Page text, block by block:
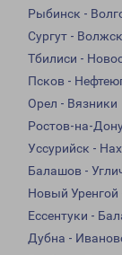
Рыбинск -
Сургут -
Тбилиси -
Псков -
Орел - Вязники
Ростов-на-
Уссурийск -
Балашов -
Новый Уренгой
Ессентуки -
Дубна -